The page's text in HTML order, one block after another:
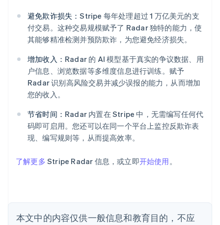
避免欺诈损失：Stripe 每年处理超过 1 万亿美元的支
付交易。这种交易规模赋予了 Radar 独特的能力，使
其能够精准检测并预防欺诈，为您避免经济损失。
增加收入： Radar 的 AI 模型基于真实的争议数据、用
户信息、浏览数据等多维度信息进行训练。赋予
Radar 识别高风险交易并减少误报的能力，从而增加
您的收入。
节省时间： Radar 内置在 Stripe 中，无需编写任何代
码即可启用。您还可以在同一个平台上监控反欺诈表
现、编写规则等，从而提高效率。
了解更多 Stripe Radar 信息，或立即开始使用。
本文中的内容仅供一般信息和教育目的，不应
阿联酋
English
English
爱沙尼亚
English
奥地利
DeutschEnglish
English
巴西
PortuguêsEnglish
比利时
丹麦
English